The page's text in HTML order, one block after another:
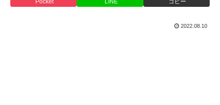
2022.08.10